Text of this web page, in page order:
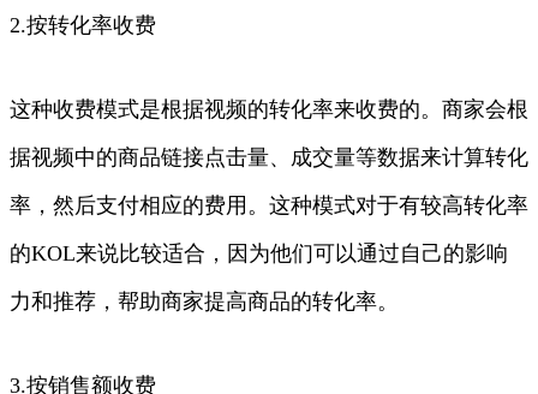
2.按转化率收费
这种收费模式是根据视频的转化率来收费的。商家会根
据视频中的商品链接点击量、成交量等数据来计算转化
率，然后支付相应的费用。这种模式对于有较高转化率
的KOL来说比较适合，因为他们可以通过自己的影响
力和推荐，帮助商家提高商品的转化率。
3.按销售额收费